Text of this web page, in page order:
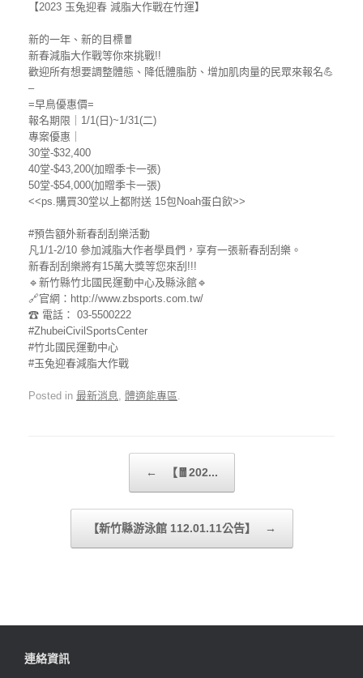
【2023 玉兔迎春 減脂大作戰在竹運】
新的一年、新的目標🧧
新春減脂大作戰等你來挑戰!!
歡迎所有想要調整體態、降低體脂肪、增加肌肉量的民眾來報名💪
–
=早鳥優惠價=
報名期限｜1/1(日)~1/31(二)
專案優惠｜
30堂-$32,400
40堂-$43,200(加贈季卡一張)
50堂-$54,000(加贈季卡一張)
<<ps.購買30堂以上都附送 15包Noah蛋白飲>>
#預告額外新春刮刮樂活動
凡1/1-2/10 參加減脂大作者學員們，享有一張新春刮刮樂。
新春刮刮樂將有15萬大獎等您來刮!!!
🔹新竹縣竹北國民運動中心及縣泳館🔹
🔗官網：http://www.zbsports.com.tw/
☎ 電話： 03-5500222
#ZhubeiCivilSportsCenter
#竹北國民運動中心
#玉兔迎春減脂大作戰
Posted in 最新消息 體適能專區
← 【🧧202...
【新竹縣游泳館 112.01.11公告】 →
連絡資訊